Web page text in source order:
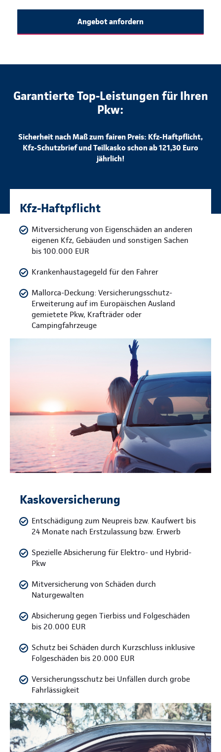
Angebot anfordern
Garantierte Top-Leistungen für Ihren
Pkw:
Sicherheit nach Maß zum fairen Preis: Kfz-Haftpflicht,
Kfz-Schutzbrief und Teilkasko schon ab 121,30 Euro
jährlich!
Kfz-Haftpflicht
Mitversicherung von Eigenschäden an anderen
eigenen Kfz, Gebäuden und sonstigen Sachen
bis 100.000 EUR
Krankenhaustagegeld für den Fahrer
Mallorca-Deckung: Versicherungsschutz-
Erweiterung auf im Europäischen Ausland
gemietete Pkw, Krafträder oder
Campingfahrzeuge
Kaskoversicherung
Entschädigung zum Neupreis bzw. Kaufwert bis
24 Monate nach Erstzulassung bzw. Erwerb
Spezielle Absicherung für Elektro- und Hybrid-
Pkw
Mitversicherung von Schäden durch
Naturgewalten
Absicherung gegen Tierbiss und Folgeschäden
bis 20.000 EUR
Schutz bei Schäden durch Kurzschluss inklusive
Folgeschäden bis 20.000 EUR
Versicherungsschutz bei Unfällen durch grobe
Fahrlässigkeit